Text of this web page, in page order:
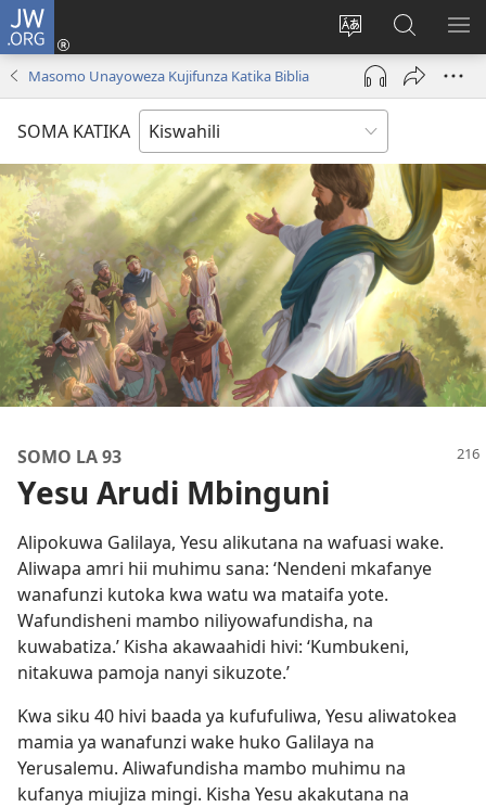
JW.ORG
Badili
lugha
ya
tovuti
Ingia
(opens
window)
Tafuta
Katika
JW.ORG
Masomo Unayoweza Kujifunza Katika Biblia
SOMA KATIKA
SOMO LA 93
Yesu Arudi Mbinguni
Alipokuwa Galilaya, Yesu alikutana na wafuasi wake.
Aliwapa amri hii muhimu sana: ‘Nendeni mkafanye
wanafunzi kutoka kwa watu wa mataifa yote.
Wafundisheni mambo niliyowafundisha, na
kuwabatiza.’ Kisha akawaahidi hivi: ‘Kumbukeni,
nitakuwa pamoja nanyi sikuzote.’
Kwa siku 40 hivi baada ya kufufuliwa, Yesu aliwatokea
mamia ya wanafunzi wake huko Galilaya na
Yerusalemu. Aliwafundisha mambo muhimu na
kufanya miujiza mingi. Kisha Yesu akakutana na